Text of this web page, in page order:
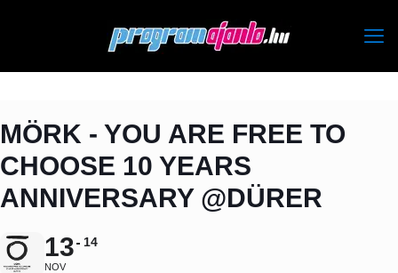
MÖRK - YOU ARE FREE TO
CHOOSE 10 YEARS
ANNIVERSARY @DÜRER
13
NOV
14